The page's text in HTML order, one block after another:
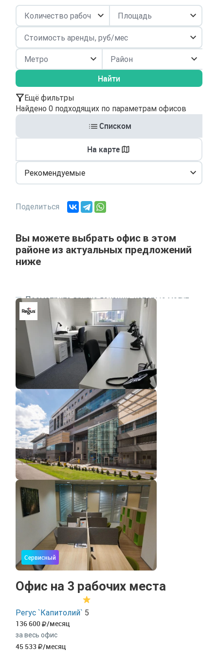
Район
Найти
Ещё фильтры
Найдено 0 подходящих по параметрам офисов
Списком
На карте
Рекомендуемые
Поделиться
Вы можете выбрать офис в этом
районе из актуальных предложений
ниже
Посмотрите другие локации, которые могут
подходить под ваш запрос
Сервисный
Офис на 3 рабочих места
Регус `Капитолий` 5
136 600 /месяц
за весь офис
45 533 /месяц